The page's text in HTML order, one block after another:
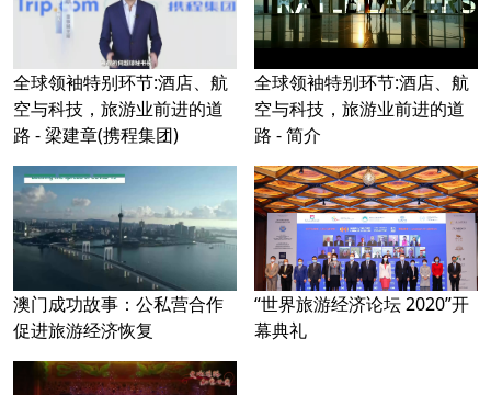
全球领袖特别环节:酒店、航
空与科技，旅游业前进的道
路 - 梁建章(携程集团)
全球领袖特别环节:酒店、航
空与科技，旅游业前进的道
路 - 简介
澳门成功故事：公私营合作
促进旅游经济恢复
“世界旅游经济论坛 2020”开
幕典礼